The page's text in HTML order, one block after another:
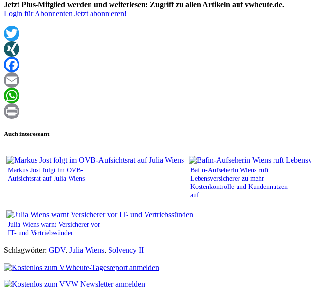
Jetzt Plus-Mitglied werden und weiterlesen: Zugriff zu allen Artikeln auf vwheute.de.
Login für Abonnenten Jetzt abonnieren!
Twitter
XING
Facebook
Email
WhatsApp
Auch interessant
Markus Jost folgt im OVB-
Aufsichtsrat auf Julia Wiens
Bafin-Aufseherin Wiens ruft
Lebensversicherer zu mehr
Kostenkontrolle und Kundennutzen
auf
Julia Wiens warnt Versicherer vor
IT- und Vertriebssünden
Schlagwörter: GDV, Julia Wiens, Solvency II